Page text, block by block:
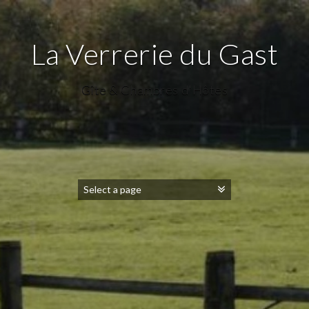
La Verrerie du Gast
Gîte & Chambres d'Hôtes